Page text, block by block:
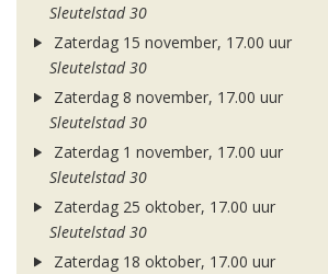
Sleutelstad 30
Zaterdag 15 november, 17.00 uur
Sleutelstad 30
Zaterdag 8 november, 17.00 uur
Sleutelstad 30
Zaterdag 1 november, 17.00 uur
Sleutelstad 30
Zaterdag 25 oktober, 17.00 uur
Sleutelstad 30
Zaterdag 18 oktober, 17.00 uur